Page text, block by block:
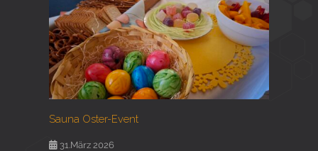
Sauna Oster-Event
31.März 2026